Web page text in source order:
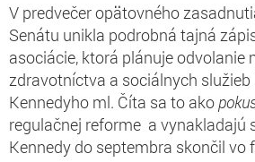
V predvečer opätovného
Senátu unikla podrobná tajná
asociácie, ktorá plánuje odvolanie
zdravotníctva a sociálnych služieb
Kennedyho ml. Číta sa to ako
regulačnej reforme a vynakladajú
Kennedy do septembra skončil vo